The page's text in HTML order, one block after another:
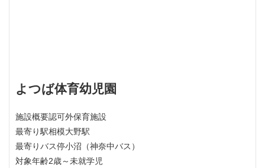
よつば体育幼児園
施設概要認可外保育施設
最寄り駅相模大野駅
最寄りバス停小沼（神奈中バス）
対象年齢2歳～未就学児